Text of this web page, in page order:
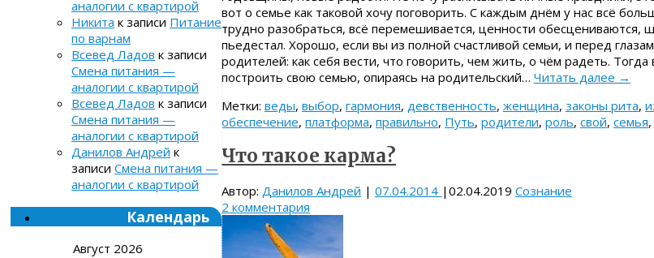
вот о семье как таковой хочу поговорить. C каждым днём у нас всё
трудно разобраться, всё перемешивается, ценности обесцениваются,
пьедестал. Хорошо, если вы из полной счастливой семьи, и перед
родителей: как себя вести, что говорить, чем жить, о чём радеть.
построить свою семью, опираясь на родительский… Читать далее →
Метки: веды, выбор, гармония, девственность, женщина, законы рита,
обеспечение, платформа, правильно, Путь, родители, роль, свой, семья,
Что такое карма?
Автор: Данилов Андрей | 07.04.2014 | 02.04.2019 Сознание
2 комментария
аналогии с квартирой
Никита к записи Питание
по варнам
Всевед Ладов к записи
Смена питания —
аналогии с квартирой
Всевед Ладов к записи
Смена питания —
аналогии с квартирой
Данилов Андрей к
записи Смена питания —
аналогии с квартирой
Календарь
Август 2026